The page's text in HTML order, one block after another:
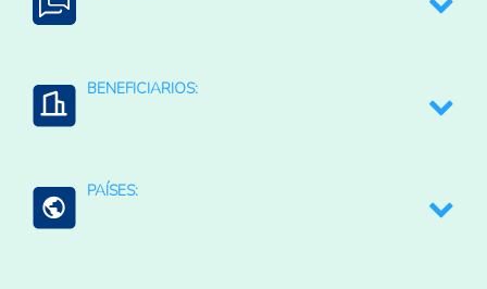
Asistencia técnica a los productores
BENEFICIARIOS:
Jóvenes
Mujeres
PAÍSES: